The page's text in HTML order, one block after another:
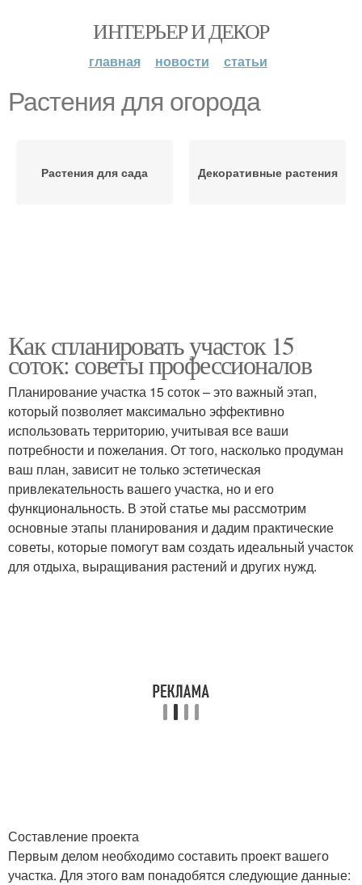
ИНТЕРЬЕР И ДЕКОР
главная новости статьи
Растения для огорода
Растения для сада Декоративные растения
Как спланировать участок 15
соток: советы профессионалов
Планирование участка 15 соток – это важный этап,
который позволяет максимально эффективно
использовать территорию, учитывая все ваши
потребности и пожелания. От того, насколько продуман
ваш план, зависит не только эстетическая
привлекательность вашего участка, но и его
функциональность. В этой статье мы рассмотрим
основные этапы планирования и дадим практические
советы, которые помогут вам создать идеальный участок
для отдыха, выращивания растений и других нужд.
Составление проекта
Первым делом необходимо составить проект вашего
участка. Для этого вам понадобятся следующие данные: